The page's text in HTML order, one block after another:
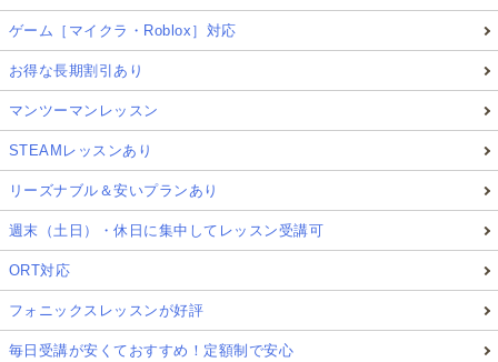
ゲーム［マイクラ・Roblox］対応
お得な長期割引あり
マンツーマンレッスン
STEAMレッスンあり
リーズナブル＆安いプランあり
週末（土日）・休日に集中してレッスン受講可
ORT対応
フォニックスレッスンが好評
毎日受講が安くておすすめ！定額制で安心